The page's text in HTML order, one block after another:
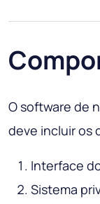
O software de
deve incluir os
Interface
Sistema